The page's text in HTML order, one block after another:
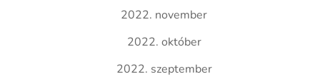
2022. november
2022. október
2022. szeptember